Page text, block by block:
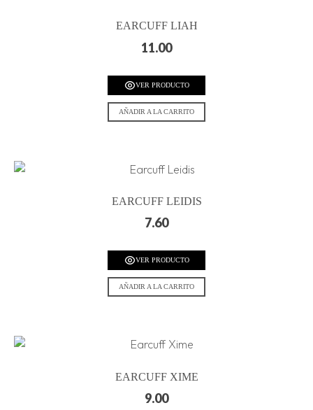
EARCUFF LIAH
11.00
VER PRODUCTO
AÑADIR A LA CARRITO
EARCUFF LEIDIS
7.60
VER PRODUCTO
AÑADIR A LA CARRITO
EARCUFF XIME
9.00